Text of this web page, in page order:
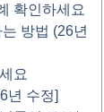
확인하세요
방법 (26년
요
년 수정]